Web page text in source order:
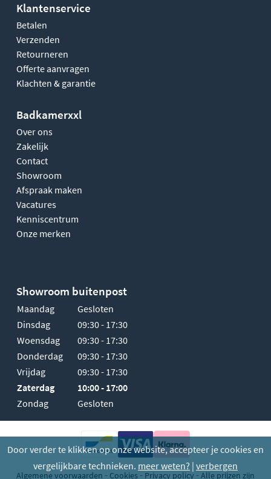
Door verder te klikken op onze website, accepteer je cookies en
vergelijkbare technieken. meer weten? | verbergen
Klantenservice
Betalen
Verzenden
Retourneren
Offerte aanvragen
Klachten & garantie
Badkamerxxl
Over ons
Zakelijk
Contact
Showroom
Afspraak maken
Vacatures
Kenniscentrum
Onze merken
Showroom buitenpost
Maandag
Gesloten
Dinsdag
09:30 - 17:30
Woensdag
09:30 - 17:30
Donderdag
09:30 - 17:30
Vrijdag
09:30 - 17:30
Zaterdag
10:00 - 17:00
Zondag
Gesloten
Algemene voorwaarden - Cookies - Privacy policy - Alle prijzen zijn